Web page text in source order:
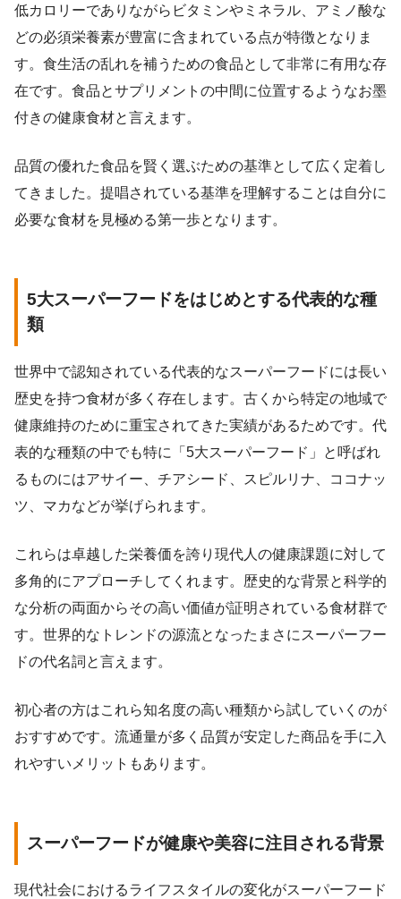
低カロリーでありながらビタミンやミネラル、アミノ酸な
どの必須栄養素が豊富に含まれている点が特徴となりま
す。食生活の乱れを補うための食品として非常に有用な存
在です。食品とサプリメントの中間に位置するようなお墨
付きの健康食材と言えます。
品質の優れた食品を賢く選ぶための基準として広く定着し
てきました。提唱されている基準を理解することは自分に
必要な食材を見極める第一歩となります。
5大スーパーフードをはじめとする代表的な種
類
世界中で認知されている代表的なスーパーフードには長い
歴史を持つ食材が多く存在します。古くから特定の地域で
健康維持のために重宝されてきた実績があるためです。代
表的な種類の中でも特に「5大スーパーフード」と呼ばれ
るものにはアサイー、チアシード、スピルリナ、ココナッ
ツ、マカなどが挙げられます。
これらは卓越した栄養価を誇り現代人の健康課題に対して
多角的にアプローチしてくれます。歴史的な背景と科学的
な分析の両面からその高い価値が証明されている食材群で
す。世界的なトレンドの源流となったまさにスーパーフー
ドの代名詞と言えます。
初心者の方はこれら知名度の高い種類から試していくのが
おすすめです。流通量が多く品質が安定した商品を手に入
れやすいメリットもあります。
スーパーフードが健康や美容に注目される背景
現代社会におけるライフスタイルの変化がスーパーフード